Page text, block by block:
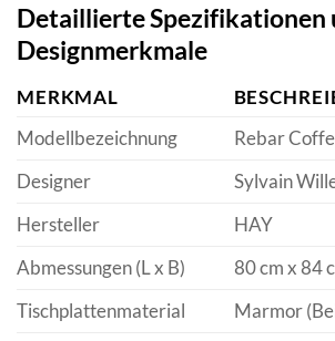
Detaillierte Spezifikationen
Designmerkmale
MERKMAL
Modellbezeichnung
Rebar
Designer
Sylvain
Hersteller
HAY
Abmessungen (L x B)
80 cm x 84
Tischplattenmaterial
Marmor